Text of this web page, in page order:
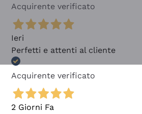
Acquirente verificato
Ieri
Perfetti e attenti al cliente
Acquirente verificato
2 Giorni Fa